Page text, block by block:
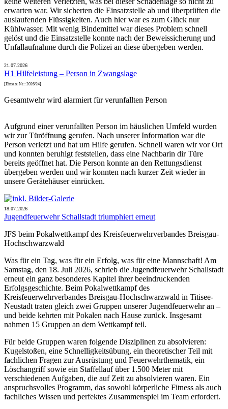
erwarten war. Wir sicherten die Einsatzstelle ab und überprüften die
auslaufenden Flüssigkeiten. Auch hier war es zum Glück nur
Kühlwasser. Mit wenig Bindemittel war dieses Problem schnell
gelöst und die Einsatzstelle konnte nach der Beweissicherung und
Unfallaufnahme durch die Polizei an diese übergeben werden.
21.07.2026
H1 Hilfeleistung – Person in Zwangslage
[Einsatz Nr.: 2026/24]
Gesamtwehr wird alarmiert für verunfallten Person
Aufgrund einer verunfallten Person im häuslichen Umfeld wurden
wir zur Türöffnung gerufen. Nach unserer Information war die
Person verletzt und hat um Hilfe gerufen. Schnell waren wir vor Ort
und konnten beruhigt feststellen, dass eine Nachbarin dir Türe
bereits geöffnet hat. Die Person konnte an den Rettungsdienst
übergeben werden und wir konnten nach kurzer Zeit wieder in
unsere Gerätehäuser einrücken.
18.07.2026
Jugendfeuerwehr Schallstadt triumphiert erneut
JFS beim Pokalwettkampf des Kreisfeuerwehrverbandes Breisgau-
Hochschwarzwald
Was für ein Tag, was für ein Erfolg, was für eine Mannschaft! Am
Samstag, den 18. Juli 2026, schrieb die Jugendfeuerwehr Schallstadt
erneut ein ganz besonderes Kapitel ihrer beeindruckenden
Erfolgsgeschichte. Beim Pokalwettkampf des
Kreisfeuerwehrverbandes Breisgau-Hochschwarzwald in Titisee-
Neustadt traten gleich zwei Gruppen unserer Jugendfeuerwehr an –
und beide kehrten mit Pokalen nach Hause zurück. Insgesamt
nahmen 15 Gruppen an dem Wettkampf teil.
Für beide Gruppen waren folgende Disziplinen zu absolvieren:
Kugelstoßen, eine Schnelligkeitsübung, ein theoretischer Teil mit
fachlichen Fragen zur Ausrüstung und Feuerwehrthematik, ein
Löschangriff sowie ein Staffellauf über 1.500 Meter mit
verschiedenen Aufgaben, die auf Zeit zu absolvieren waren. Ein
anspruchsvolles Programm, das sowohl körperliche Fitness als auch
fachliches Wissen und perfektes Zusammenspiel im Team erfordert.